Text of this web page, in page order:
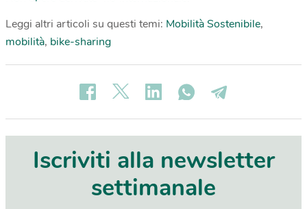
Leggi altri articoli su questi temi: Mobilità Sostenibile,
mobilità, bike-sharing
Iscriviti alla newsletter
settimanale